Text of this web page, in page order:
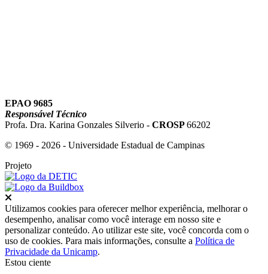
EPAO 9685
Responsável Técnico
Profa. Dra. Karina Gonzales Silverio - CROSP66202
© 1969 - 2026 - Universidade Estadual de Campinas
Projeto
Utilizamos cookies para oferecer melhor experiência, melhorar o
desempenho, analisar como você interage em nosso site e
personalizar conteúdo. Ao utilizar este site, você concorda com o
uso de cookies. Para mais informações, consulte a Política de
Privacidade da Unicamp.
Estou ciente